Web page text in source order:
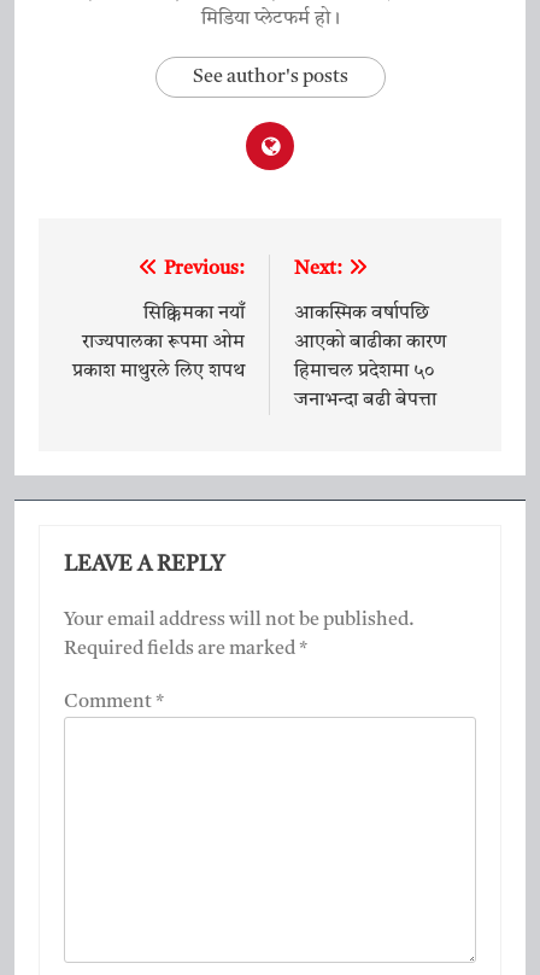
मिडिया प्लेटफर्म हो।
See author's posts
navigation
Previous:
सिक्किमका नयाँ
राज्यपालका रूपमा ओम
प्रकाश माथुरले लिए शपथ
Next:
आकस्मिक वर्षापछि
आएको बाढीका कारण
हिमाचल प्रदेशमा ५०
जनाभन्दा बढी बेपत्ता
LEAVE A REPLY
Your email address will not be published.
Required fields are marked*
Comment*